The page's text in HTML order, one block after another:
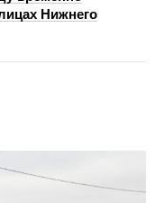
Нижнего